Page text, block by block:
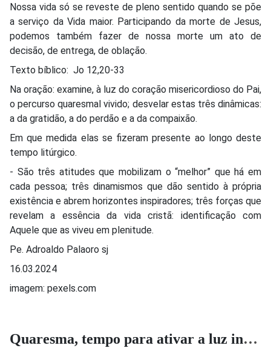
Nossa vida só se reveste de pleno sentido quando se põe
a serviço da Vida maior. Participando da morte de Jesus,
podemos também fazer de nossa morte um ato de
decisão, de entrega, de oblação.
Texto bíblico: Jo 12,20-33
Na oração: examine, à luz do coração misericordioso do Pai,
o percurso quaresmal vivido; desvelar estas três dinâmicas:
a da gratidão, a do perdão e a da compaixão.
Em que medida elas se fizeram presente ao longo deste
tempo litúrgico.
- São três atitudes que mobilizam o “melhor” que há em
cada pessoa; três dinamismos que dão sentido à própria
existência e abrem horizontes inspiradores; três forças que
revelam a essência da vida cristã: identificação com
Aquele que as viveu em plenitude.
Pe. Adroaldo Palaoro sj
16.03.2024
imagem: pexels.com
Quaresma, tempo para ativar a luz interior